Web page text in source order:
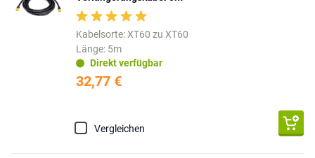
Kabelsorte: XT60 zu XT60
Länge: 5m
Direkt verfügbar
32,77 €
Vergleichen